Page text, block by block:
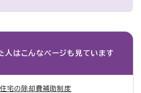
人は こんなページも見ています
宅の除却費補助制度